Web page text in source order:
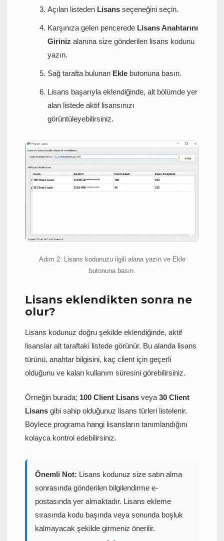
Açılan listeden Lisansseçeneğini seçin.
Karşınıza gelen pencerede Lisans Anahtarını
Giriniz alanına size gönderilen lisans kodunu
yazın.
Sağ tarafta bulunan Eklebutonuna basın.
Lisans başarıyla eklendiğinde, alt bölümde yer
alan listede aktif lisansınızı
görüntüleyebilirsiniz.
Adım 2: Lisans kodunuzu ilgili alana yazın ve Ekle
butonuna basın.
Lisans eklendikten sonra ne
olur?
Lisans kodunuz doğru şekilde eklendiğinde, aktif
lisanslar alt taraftaki listede görünür. Bu alanda lisans
türünü, anahtar bilgisini, kaç client için geçerli
olduğunu ve kalan kullanım süresini görebilirsiniz.
Örneğin burada; 100 Client Lisans veya 30 Client
Lisans gibi sahip olduğunuz lisans türleri listelenir.
Böylece programa hangi lisansların tanımlandığını
kolayca kontrol edebilirsiniz.
Önemli Not: Lisans kodunuz size satın alma
sonrasında gönderilen bilgilendirme e-
postasında yer almaktadır. Lisans ekleme
sırasında kodu başında veya sonunda boşluk
kalmayacak şekilde girmeniz önerilir.